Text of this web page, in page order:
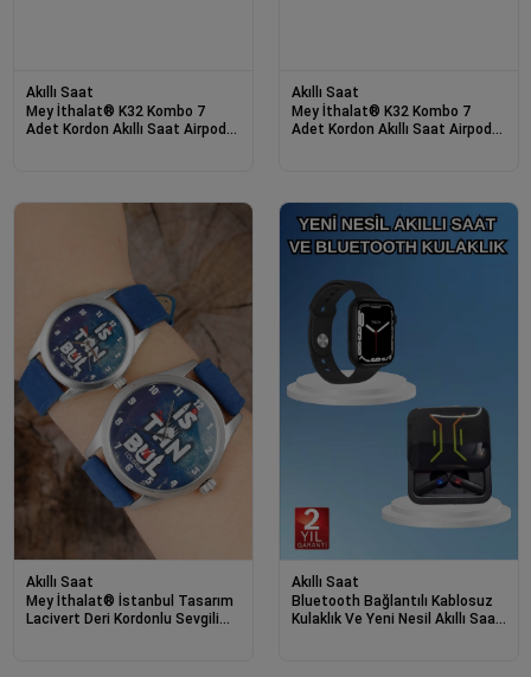
Akıllı Saat
Mey İthalat® K32 Kombo 7
Adet Kordon Akıllı Saat Airpods
Akıllı Saat
Mey İthalat® K32 Kombo 7
Adet Kordon Akıllı Saat Airpods
Akıllı Saat
Mey İthalat® İstanbul Tasarım
Lacivert Deri Kordonlu Sevgili
Akıllı Saat
Bluetooth Bağlantılı Kablosuz
Kulaklık Ve Yeni Nesil Akıllı Saat